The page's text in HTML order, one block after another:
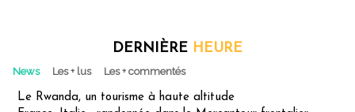
DERNIÈRE HEURE
News Les + lus Les + commentés
Le Rwanda, un tourisme à haute altitude